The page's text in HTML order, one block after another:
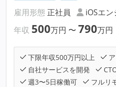
雇用形態 正社員 iOSエ
年収 500万円 〜 790万円
下限年収500万円以上
自社サービスを開発
週3〜5日稼働可
フルリ